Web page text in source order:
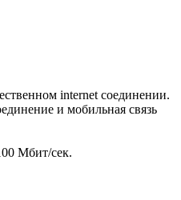
internet соединении.
и мобильная связь
Мбит/сек.